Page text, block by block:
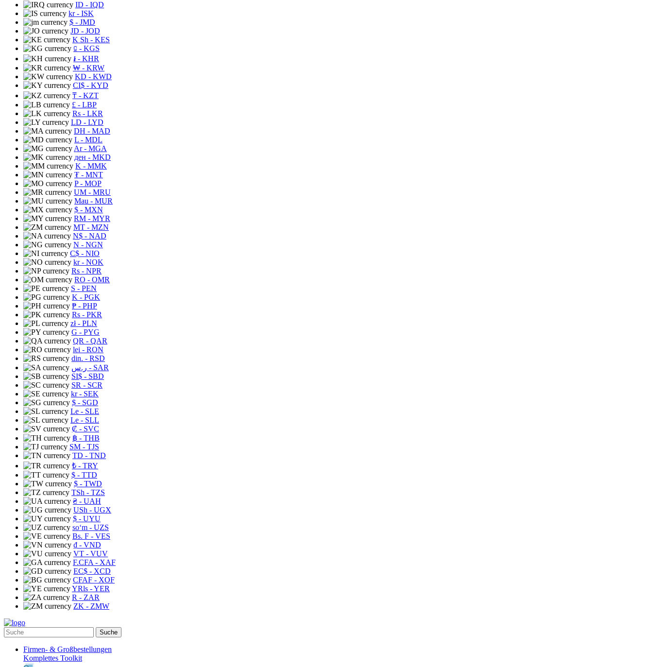
ID - IQD
kr- ISK
$ - JMD
JD - JOD
K Sh - KES
⃀ - KGS
៛ - KHR
₩ - KRW
KD - KWD
CI$ - KYD
₸ - KZT
£ - LBP
Rs - LKR
LD - LYD
DH - MAD
L - MDL
Ar- MGA
ден - MKD
K - MMK
₮ - MNT
P- MOP
UM - MRU
Mau - MUR
$ - MXN
RM - MYR
MT - MZN
N$ - NAD
N - NGN
C$ - NIO
kr- NOK
Rs - NPR
RO - OMR
S - PEN
K - PGK
₱ - PHP
Rs - PKR
zł- PLN
G - PYG
QR - QAR
lei - RON
din. - RSD
ر.س - SAR
SI$ - SBD
SR - SCR
kr- SEK
$ - SGD
Le - SLE
Le - SLL
₡ - SVC
฿ - THB
ЅМ - TJS
TD - TND
₺ - TRY
$ - TTD
$ - TWD
TSh - TZS
₴ - UAH
USh - UGX
$ - UYU
soʻm - UZS
Bs. F - VES
₫ - VND
VT - VUV
F.CFA - XAF
EC$ - XCD
CFAF - XOF
YRls - YER
R - ZAR
ZK - ZMW
Suche
Firmen- & Großbestellungen
Komplettes Toolkit